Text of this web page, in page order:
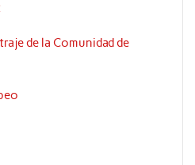
de la Comunidad de